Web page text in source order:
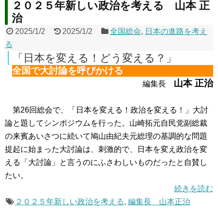
２０２５年新しい政治を考える 山本 正
治
2025/1/2 2025/1/2 全国総会, 日本の進路を考え
る
「日本を変える！どう変える？」
全国で大討論を呼びかける
編集長 山本 正治
第26回総会で、「日本を変える！政治を変える！」大討
論と題してシンポジウムを行った。山崎拓元自民党副総裁
の来賓あいさつに続いて鳩山由紀夫元総理の基調的な問題
提起に始まった大討論は、刺激的で、日本を変え政治を変
える「大討論」と言うのにふさわしいものだったと自賛し
たい。
続きを読む
２０２５年新しい政治を考える, 編集長 山本正治